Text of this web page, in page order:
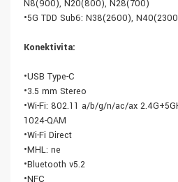
N8(900), N20(800), N28(700)
•5G TDD Sub6: N38(2600),
Konektivita:
•USB Type-C
•3.5 mm Stereo
•Wi-Fi: 802.11 a/b/g/n/ac/ax
1024-QAM
•Wi-Fi Direct
•MHL: ne
•Bluetooth v5.2
•NFC